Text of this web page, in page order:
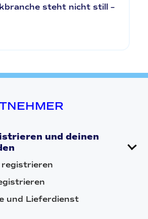
steht nicht still –
und deinen
registrieren
und Lieferdienst